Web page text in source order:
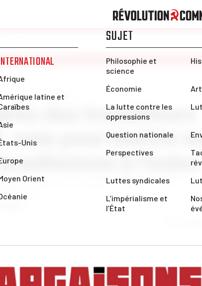
Luttes syndicales
des travailleurs
vote pour mettre
à l’index
la voie à suivre pour le mouvement de